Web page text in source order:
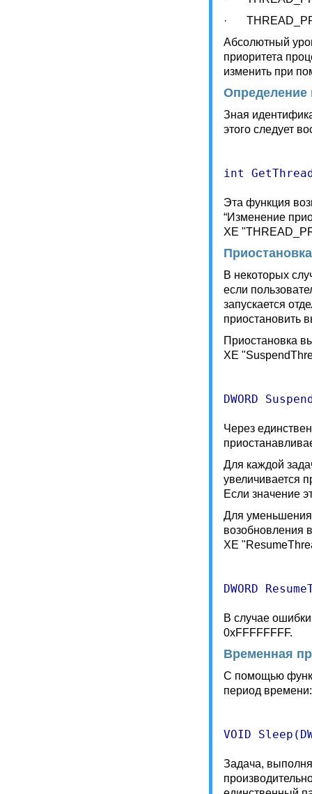
·
Абсолютный
приоритета
изменить при
Определение
Зная
этого следует
Эта функция
“Изменение
XE
В некоторых
если
запускается
приостановить
Приостановка
XE
Через
Для каждой
увеличивается
Если значение
Для уменьшения
возобновления
XE
В случае
0xFFFFFFFF.
Временная
С помощью
период времени:
Задача,